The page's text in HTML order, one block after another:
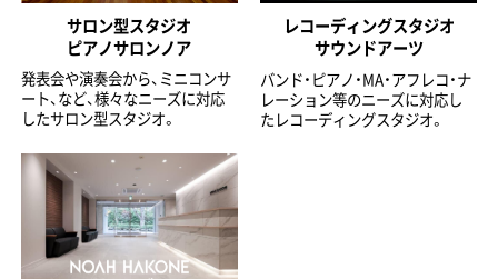
サロン型スタジオ
ピアノサロンノア
発表会や演奏会から、ミニコンサ
ート、など、様々なニーズに対応
したサロン型スタジオ。
レコーディングスタジオ
サウンドアーツ
バンド・ピアノ・MA・アフレコ・ナ
レーション等のニーズに対応し
たレコーディングスタジオ。